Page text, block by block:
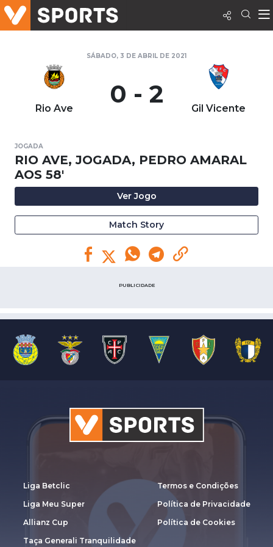
SÁBADO, 3 DE ABRIL DE 2021
Rio Ave 0 - 2 Gil Vicente
JOGADA
RIO AVE, JOGADA, PEDRO AMARAL
AOS 58'
Ver Jogo
Match Story
PUBLICIDADE
Liga Betclic
Liga Meu Super
Allianz Cup
Taça Generali Tranquilidade
Termos e Condições
Política de Privacidade
Política de Cookies